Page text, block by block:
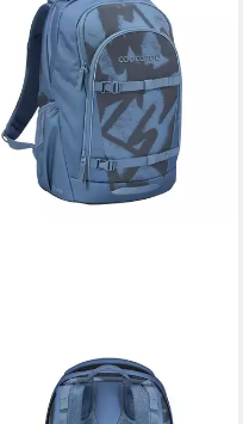
COOCAZOO
Schulrucksack EVERY, 30
Liter (1-tlg)